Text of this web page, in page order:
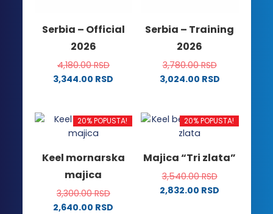
stranici
proizvoda.
proizvoda.
Serbia – Official
2026
4,180.00RSD
3,344.00 RSD
ima
više
Opcije
mogu
biti
izabrane
Serbia – Training
2026
3,780.00RSD
3,024.00 RSD
ima
više
Opcije
mogu
biti
20% POPUSTA!
Keel mornarska
majica
3,300.00RSD
2,640.00 RSD
20% POPUSTA!
Majica “Tri zlata”
3,540.00RSD
2,832.00 RSD